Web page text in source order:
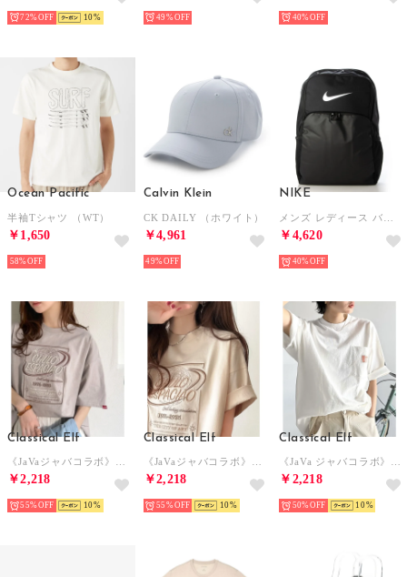
72% 10 49% 40%
Ocean Pacific
半袖Tシャツ （WT）
￥1,650
58%
Calvin Klein
CK DAILY （ホワイト）
￥4,961
49%
NIKE
￥4,620
40%
Classical Elf
￥2,218
55% 10
Classical Elf
￥2,218
55% 10
Classical Elf
￥2,218
50% 10